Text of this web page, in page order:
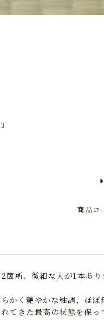
商品コ
箇所、微細な入が1本あり
かく艶やかな釉調、ほぼ
てきた最高の状態を保っ